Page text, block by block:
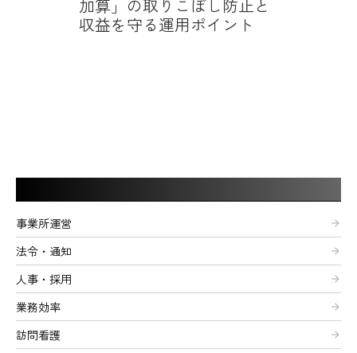
加算」の取りこぼし防止と
収益を守る運用ポイント
事業所運営 arrow_forward
法令・通知 arrow_forward
人事・採用 arrow_forward
業務効率 arrow_forward
訪問看護 arrow_forward